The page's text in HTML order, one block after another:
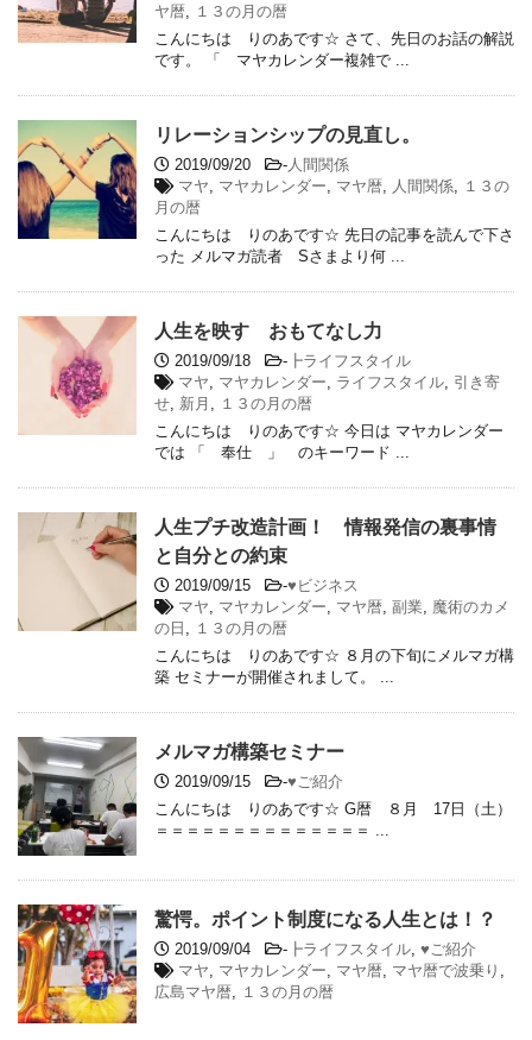
ヤ暦
１３の月の暦
こんにちは りのあです☆ さて、先日のお話の解説
です。 「 マヤカレンダー複雑で ...
リレーションシップの見直し。
2019/09/20 - 人間関係
マヤ
マヤカレンダー マヤ暦 人間関係
１３の
月の暦
こんにちは りのあです☆ 先日の記事を読んで下さ
った メルマガ読者 Sさまより何 ...
人生を映す おもてなし力
2019/09/18 - ┣ライフスタイル
マヤ
マヤカレンダー ライフスタイル 引き寄
せ 新月
１３の月の暦
こんにちは りのあです☆ 今日は マヤカレンダー
では 「 奉仕 」 のキーワード ...
人生プチ改造計画！ 情報発信の裏事情
と自分との約束
2019/09/15 -♥ビジネス
マヤ
マヤカレンダー マヤ暦 副業
魔術のカメ
の日
１３の月の暦
こんにちは りのあです☆ ８月の下旬にメルマガ構
築 セミナーが開催されまして。 ...
メルマガ構築セミナー
2019/09/15 -♥ご紹介
こんにちは りのあです☆ G暦 ８月 17日（土）
＝＝＝＝＝＝＝＝＝＝＝＝＝＝ ...
驚愕。ポイント制度になる人生とは！？
2019/09/04 - ┣ライフスタイル ♥ご紹介
マヤ
マヤカレンダー マヤ暦 マヤ暦で波乗り
広島マヤ暦
１３の月の暦